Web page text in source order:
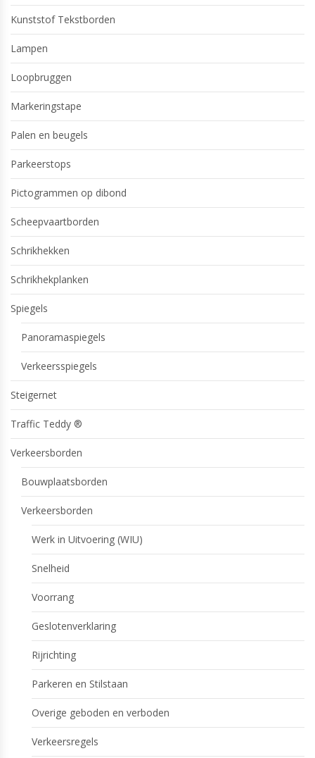
Kunststof Tekstborden
Lampen
Loopbruggen
Markeringstape
Palen en beugels
Parkeerstops
Pictogrammen op dibond
Scheepvaartborden
Schrikhekken
Schrikhekplanken
Spiegels
Panoramaspiegels
Verkeersspiegels
Steigernet
Traffic Teddy ®
Verkeersborden
Bouwplaatsborden
Verkeersborden
Werk in Uitvoering (WIU)
Snelheid
Voorrang
Geslotenverklaring
Rijrichting
Parkeren en Stilstaan
Overige geboden en verboden
Verkeersregels